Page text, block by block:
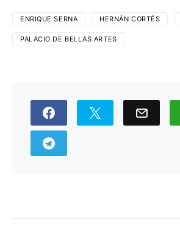
ENRIQUE SERNA HERNÁN CORTÉS
PALACIO DE BELLAS ARTES